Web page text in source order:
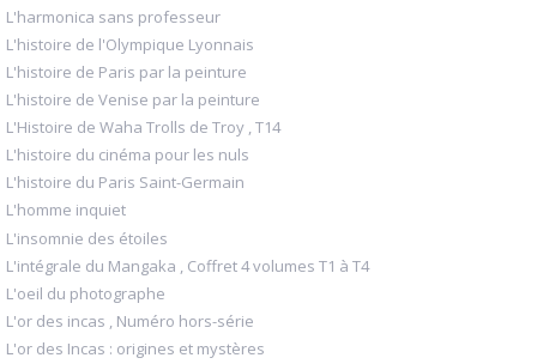
L'harmonica sans professeur
L'histoire de l'Olympique Lyonnais
L'histoire de Paris par la peinture
L'histoire de Venise par la peinture
L'Histoire de Waha Trolls de Troy , T14
L'histoire du cinéma pour les nuls
L'histoire du Paris Saint-Germain
L'homme inquiet
L'insomnie des étoiles
L'intégrale du Mangaka , Coffret 4 volumes T1 à T4
L'oeil du photographe
L'or des incas , Numéro hors-série
L'or des Incas : origines et mystères